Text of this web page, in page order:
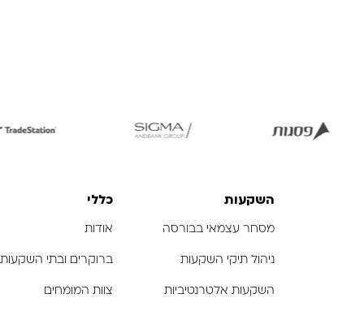
לפתיחת
לפתיחת
השקעות
מסחר עצמאי בבורסה
ניהול תיקי השקעות
השקעות אלטרנטיביות
כללי
אודות
ברוקרים ובתי השקעות
צוות המומחים